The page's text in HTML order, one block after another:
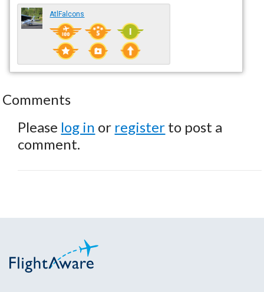
AtlFalcons
Comments
Please log in or register to post a
comment.